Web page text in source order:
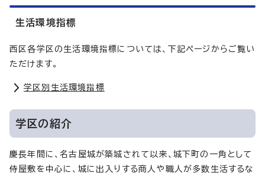
生活環境指標
西区各学区の生活環境指標については、下記ページからご覧い
ただけます。
学区別生活環境指標
学区の紹介
慶長年間に、名古屋城が築城されて以来、城下町の一角として
侍屋敷を中心に、城に出入りする商人や職人が多数生活するな